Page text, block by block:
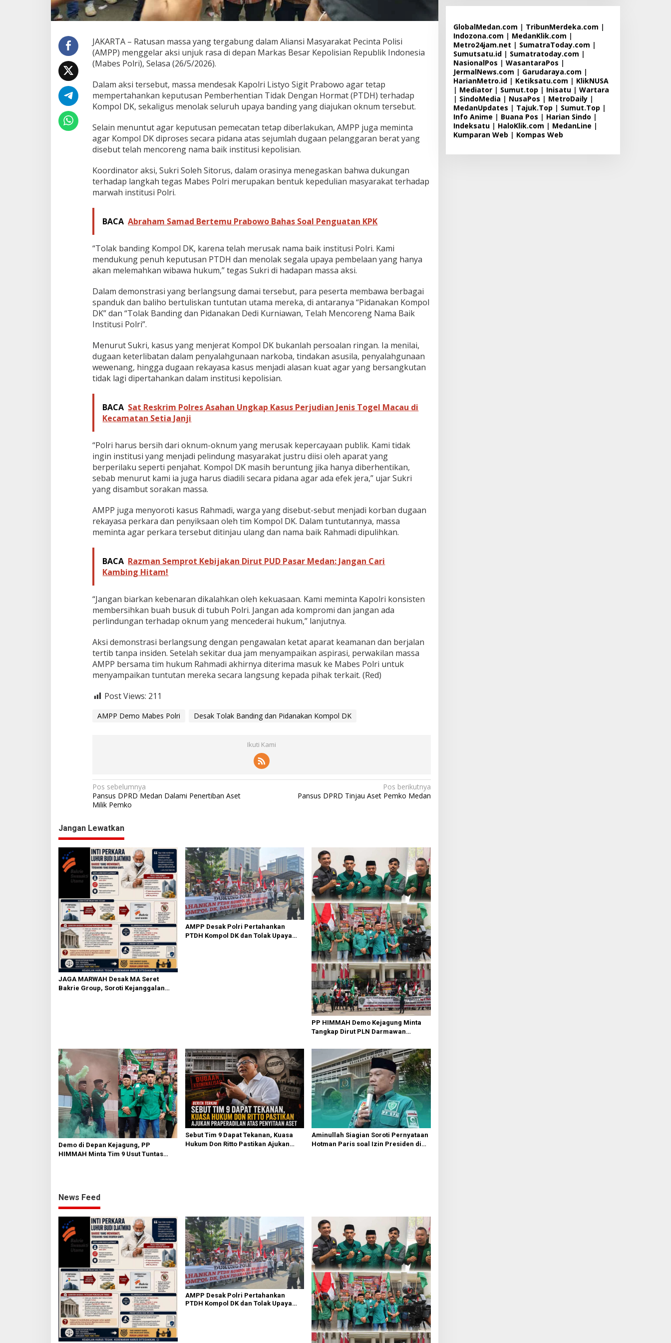
i
d
a
n
k
a
n
m
p
o
D
JAKARTA – Ratusan massa yang tergabung dalam Aliansi Masyarakat Pecinta Polisi
(AMPP) menggelar aksi unjuk rasa di depan Markas Besar Kepolisian Republik Indonesia
(Mabes Polri), Selasa (26/5/2026).
Dalam aksi tersebut, massa mendesak Kapolri Listyo Sigit Prabowo agar tetap
mempertahankan keputusan Pemberhentian Tidak Dengan Hormat (PTDH) terhadap
Kompol DK, sekaligus menolak seluruh upaya banding yang diajukan oknum tersebut.
Selain menuntut agar keputusan pemecatan tetap diberlakukan, AMPP juga meminta
agar Kompol DK diproses secara pidana atas sejumlah dugaan pelanggaran berat yang
disebut telah mencoreng nama baik institusi kepolisian.
Koordinator aksi, Sukri Soleh Sitorus, dalam orasinya menegaskan bahwa dukungan
terhadap langkah tegas Mabes Polri merupakan bentuk kepedulian masyarakat terhadap
marwah institusi Polri.
BACA Abraham Samad Bertemu Prabowo Bahas Soal Penguatan KPK
“Tolak banding Kompol DK, karena telah merusak nama baik institusi Polri. Kami
mendukung penuh keputusan PTDH dan menolak segala upaya pembelaan yang hanya
akan melemahkan wibawa hukum,” tegas Sukri di hadapan massa aksi.
Dalam demonstrasi yang berlangsung damai tersebut, para peserta membawa berbagai
spanduk dan baliho bertuliskan tuntutan utama mereka, di antaranya “Pidanakan Kompol
DK” dan “Tolak Banding dan Pidanakan Dedi Kurniawan, Telah Mencoreng Nama Baik
Institusi Polri”.
Menurut Sukri, kasus yang menjerat Kompol DK bukanlah persoalan ringan. Ia menilai,
dugaan keterlibatan dalam penyalahgunaan narkoba, tindakan asusila, penyalahgunaan
wewenang, hingga dugaan rekayasa kasus menjadi alasan kuat agar yang bersangkutan
tidak lagi dipertahankan dalam institusi kepolisian.
BACA Sat Reskrim Polres Asahan Ungkap Kasus Perjudian Jenis Togel Macau di
Kecamatan Setia Janji
“Polri harus bersih dari oknum-oknum yang merusak kepercayaan publik. Kami tidak
ingin institusi yang menjadi pelindung masyarakat justru diisi oleh aparat yang
berperilaku seperti penjahat. Kompol DK masih beruntung jika hanya diberhentikan,
sebab menurut kami ia juga harus diadili secara pidana agar ada efek jera,” ujar Sukri
yang disambut sorakan massa.
AMPP juga menyoroti kasus Rahmadi, warga yang disebut-sebut menjadi korban dugaan
rekayasa perkara dan penyiksaan oleh tim Kompol DK. Dalam tuntutannya, massa
meminta agar perkara tersebut ditinjau ulang dan nama baik Rahmadi dipulihkan.
BACA Razman Semprot Kebijakan Dirut PUD Pasar Medan: Jangan Cari
Kambing Hitam!
“Jangan biarkan kebenaran dikalahkan oleh kekuasaan. Kami meminta Kapolri konsisten
membersihkan buah busuk di tubuh Polri. Jangan ada kompromi dan jangan ada
perlindungan terhadap oknum yang mencederai hukum,” lanjutnya.
Aksi demonstrasi berlangsung dengan pengawalan ketat aparat keamanan dan berjalan
tertib tanpa insiden. Setelah sekitar dua jam menyampaikan aspirasi, perwakilan massa
AMPP bersama tim hukum Rahmadi akhirnya diterima masuk ke Mabes Polri untuk
menyampaikan tuntutan mereka secara langsung kepada pihak terkait. (Red)
Post Views: 211
AMPP Demo Mabes Polri Desak Tolak Banding dan Pidanakan Kompol DK
Ikuti Kami
N
a
i
g
a
s
i
p
o
s
Pos sebelumnya
Pansus DPRD Medan Dalami Penertiban Aset
Milik Pemko
Pos berikutnya
Pansus DPRD Tinjau Aset Pemko Medan
Jangan Lewatkan
JAGA MARWAH Desak MA Seret
Bakrie Group, Soroti Kejanggalan
AMPP Desak Polri Pertahankan
PTDH Kompol DK dan Tolak Upaya
PP HIMMAH Demo Kejagung Minta
Tangkap Dirut PLN Darmawan
Demo di Depan Kejagung, PP
HIMMAH Minta Tim 9 Usut Tuntas
Sebut Tim 9 Dapat Tekanan, Kuasa
Hukum Don Ritto Pastikan Ajukan
Aminullah Siagian Soroti Pernyataan
Hotman Paris soal Izin Presiden di
News Feed
AMPP Desak Polri Pertahankan
PTDH Kompol DK dan Tolak Upaya
GlobalMedan.com | TribunMerdeka.com |
Indozona.com | MedanKlik.com |
Metro24jam.net | SumatraToday.com |
Sumutsatu.id| Sumatratoday.com |
NasionalPos | WasantaraPos |
JermalNews.com | Garudaraya.com |
HarianMetro.id| Ketiksatu.com | KlikNUSA
| Mediator| Sumut.top | Inisatu| Wartara
| SindoMedia | NusaPos | MetroDaily|
MedanUpdates | Tajuk.Top | Sumut.Top |
Info Anime | Buana Pos | Harian Sindo |
Indeksatu| HaloKlik.com | MedanLine |
Kumparan Web | Kompas Web